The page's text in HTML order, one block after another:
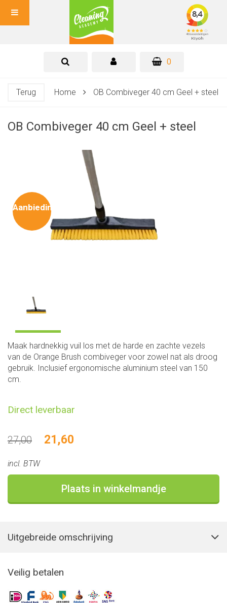
0
Terug Home OB Combiveger 40 cm Geel + steel
OB Combiveger 40 cm Geel + steel
Aanbieding
Maak hardnekkig vuil los met de harde en zachte vezels
van de Orange Brush combiveger voor zowel nat als droog
gebruik. Inclusief ergonomische aluminium steel van 150
cm.
Direct leverbaar
27,00 21,60
incl. BTW
Plaats in winkelmandje
Uitgebreide omschrijving
Veilig betalen